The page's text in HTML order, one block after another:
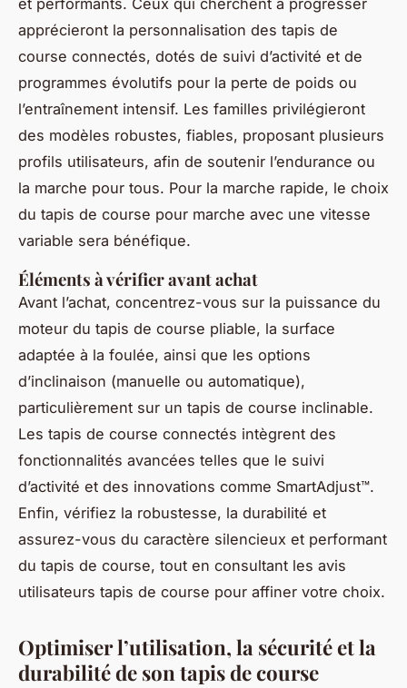
et performants. Ceux qui cherchent à progresser
apprécieront la personnalisation des tapis de
course connectés, dotés de suivi d’activité et de
programmes évolutifs pour la perte de poids ou
l’entraînement intensif. Les familles privilégieront
des modèles robustes, fiables, proposant plusieurs
profils utilisateurs, afin de soutenir l’endurance ou
la marche pour tous. Pour la marche rapide, le choix
du tapis de course pour marche avec une vitesse
variable sera bénéfique.
Éléments à vérifier avant achat
Avant l’achat, concentrez-vous sur la puissance du
moteur du tapis de course pliable, la surface
adaptée à la foulée, ainsi que les options
d’inclinaison (manuelle ou automatique),
particulièrement sur un tapis de course inclinable.
Les tapis de course connectés intègrent des
fonctionnalités avancées telles que le suivi
d’activité et des innovations comme SmartAdjust™.
Enfin, vérifiez la robustesse, la durabilité et
assurez-vous du caractère silencieux et performant
du tapis de course, tout en consultant les avis
utilisateurs tapis de course pour affiner votre choix.
Optimiser l’utilisation, la sécurité et la
durabilité de son tapis de course